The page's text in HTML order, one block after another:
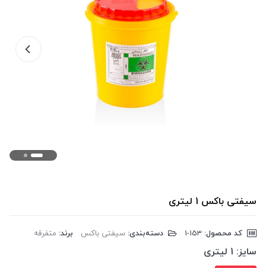
سیفتی باکس 1 لیتری
کد محصول: دسته‌بندی: سیفتی باکس برند: متفرقه
سایز: 1 لیتری